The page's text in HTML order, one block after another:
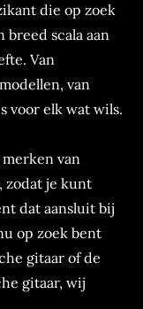
die op zoek
breed scala aan
Van
van
voor elk wat wils.
van
zodat je kunt
dat aansluit bij
op zoek bent
gitaar of de
gitaar, wij